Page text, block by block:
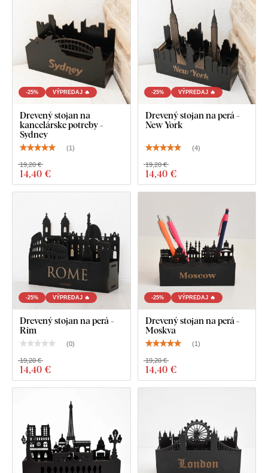
-25% VÝPREDAJ 🔥
Drevený stojan na
kancelárske potreby -
Sydney
(1)
14,40 €
19,20 €
-25% VÝPREDAJ 🔥
Drevený stojan na perá -
New York
(4)
14,40 €
19,20 €
-25% VÝPREDAJ 🔥
Drevený stojan na perá -
Rím
(0)
14,40 €
19,20 €
-25% VÝPREDAJ 🔥
Drevený stojan na perá -
Moskva
(1)
14,40 €
19,20 €